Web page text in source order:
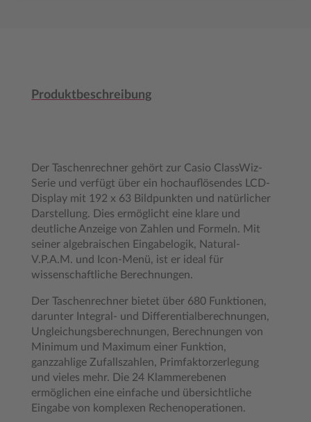
Produktbeschreibung
Der Taschenrechner gehört zur Casio ClassWiz-
Serie und verfügt über ein hochauflösendes LCD-
Display mit 192 x 63 Bildpunkten und natürlicher
Darstellung. Dies ermöglicht eine klare und
deutliche Anzeige von Zahlen und Formeln. Mit
seiner algebraischen Eingabelogik, Natural-
V.P.A.M. und Icon-Menü, ist er ideal für
wissenschaftliche Berechnungen.
Der Taschenrechner bietet über 680 Funktionen,
darunter Integral- und Differentialberechnungen,
Ungleichungsberechnungen, Berechnungen von
Minimum und Maximum einer Funktion,
ganzzahlige Zufallszahlen, Primfaktorzerlegung
und vieles mehr. Die 24 Klammerebenen
ermöglichen eine einfache und übersichtliche
Eingabe von komplexen Rechenoperationen.